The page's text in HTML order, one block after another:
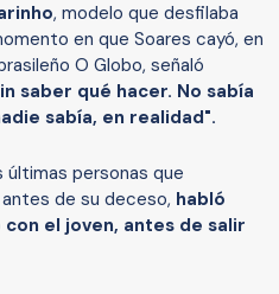
, modelo que desfilaba
en que Soares cayó, en
O Globo, señaló
saber qué hacer. No sabía
sabía, en realidad".
últimas personas que
de su deceso, habló
el joven, antes de salir